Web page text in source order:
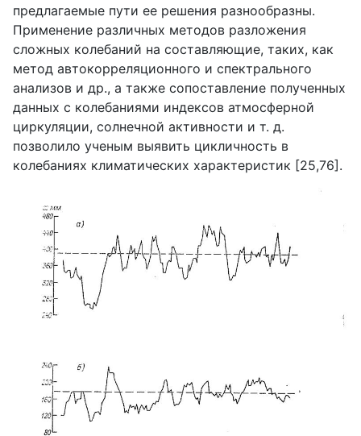
предлагаемые пути ее решения разнообразны.
Применение различных методов разложения
сложных колебаний на составляющие, таких, как
метод автокорреляционного и спектрального
анализов и др., а также сопоставление полученных
данных с колебаниями индексов атмосферной
циркуляции, солнечной активности и т. д.
позволило ученым выявить цикличность в
колебаниях климатических характеристик [25,76].